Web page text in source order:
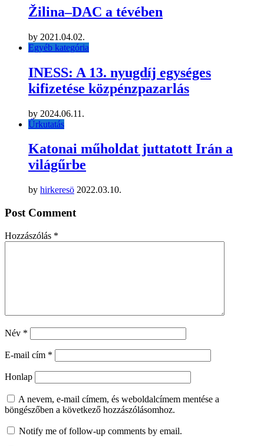
Žilina–DAC a tévében
by 2021.04.02.
Egyéb kategória
INESS: A 13. nyugdíj egységes
kifizetése közpénzpazarlás
by 2024.06.11.
Űrkutatás
Katonai műholdat juttatott Irán a
világűrbe
by hirkeresö 2022.03.10.
Post Comment
Hozzászólás *
Név *
E-mail cím *
Honlap
A nevem, e-mail címem, és weboldalcímem mentése a
böngészőben a következő hozzászólásomhoz.
Notify me of follow-up comments by email.